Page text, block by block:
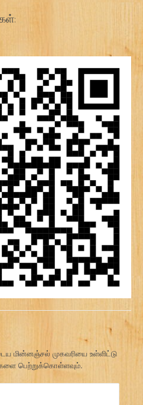
மின்னஞ்சல் முகவரியை உள்ளிட்டு
பெற்றுக்கொள்ளவும்.